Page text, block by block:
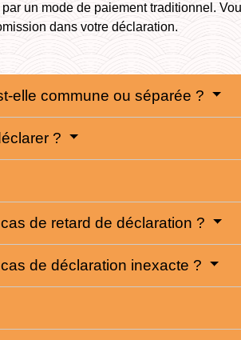
un mode de paiement traditionnel.
dans votre déclaration.
elle commune ou séparée ?
?
de retard de déclaration ?
de déclaration inexacte ?